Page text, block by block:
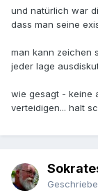
und natürlich war
dass man seine
man kann zeichen
jeder lage
wie gesagt - keine
verteidigen... halt